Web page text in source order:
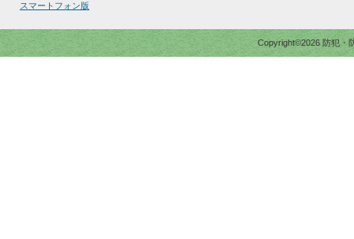
スマートフォン版
Copyright©2026 防犯・